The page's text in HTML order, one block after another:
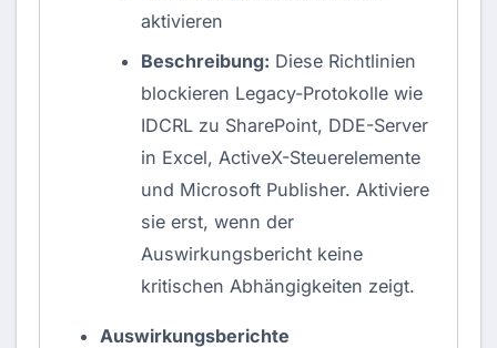
aktivieren
Beschreibung: Diese Richtlinien
blockieren Legacy-Protokolle wie
IDCRL zu SharePoint, DDE-Server
in Excel, ActiveX-Steuerelemente
und Microsoft Publisher. Aktiviere
sie erst, wenn der
Auswirkungsbericht keine
kritischen Abhängigkeiten zeigt.
Auswirkungsberichte